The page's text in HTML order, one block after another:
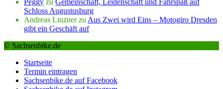
Peggy zu Gemeinschaft, Leidenschaft und Fahrspaß auf
Schloss Augustusburg
Andreas Linznerzu Aus Zwei wird Eins – Motogiro Dresden
gibt ein Geschäft auf
© Sachsenbike.de
Startseite
Termin eintragen
Sachsenbike.de auf Facebook